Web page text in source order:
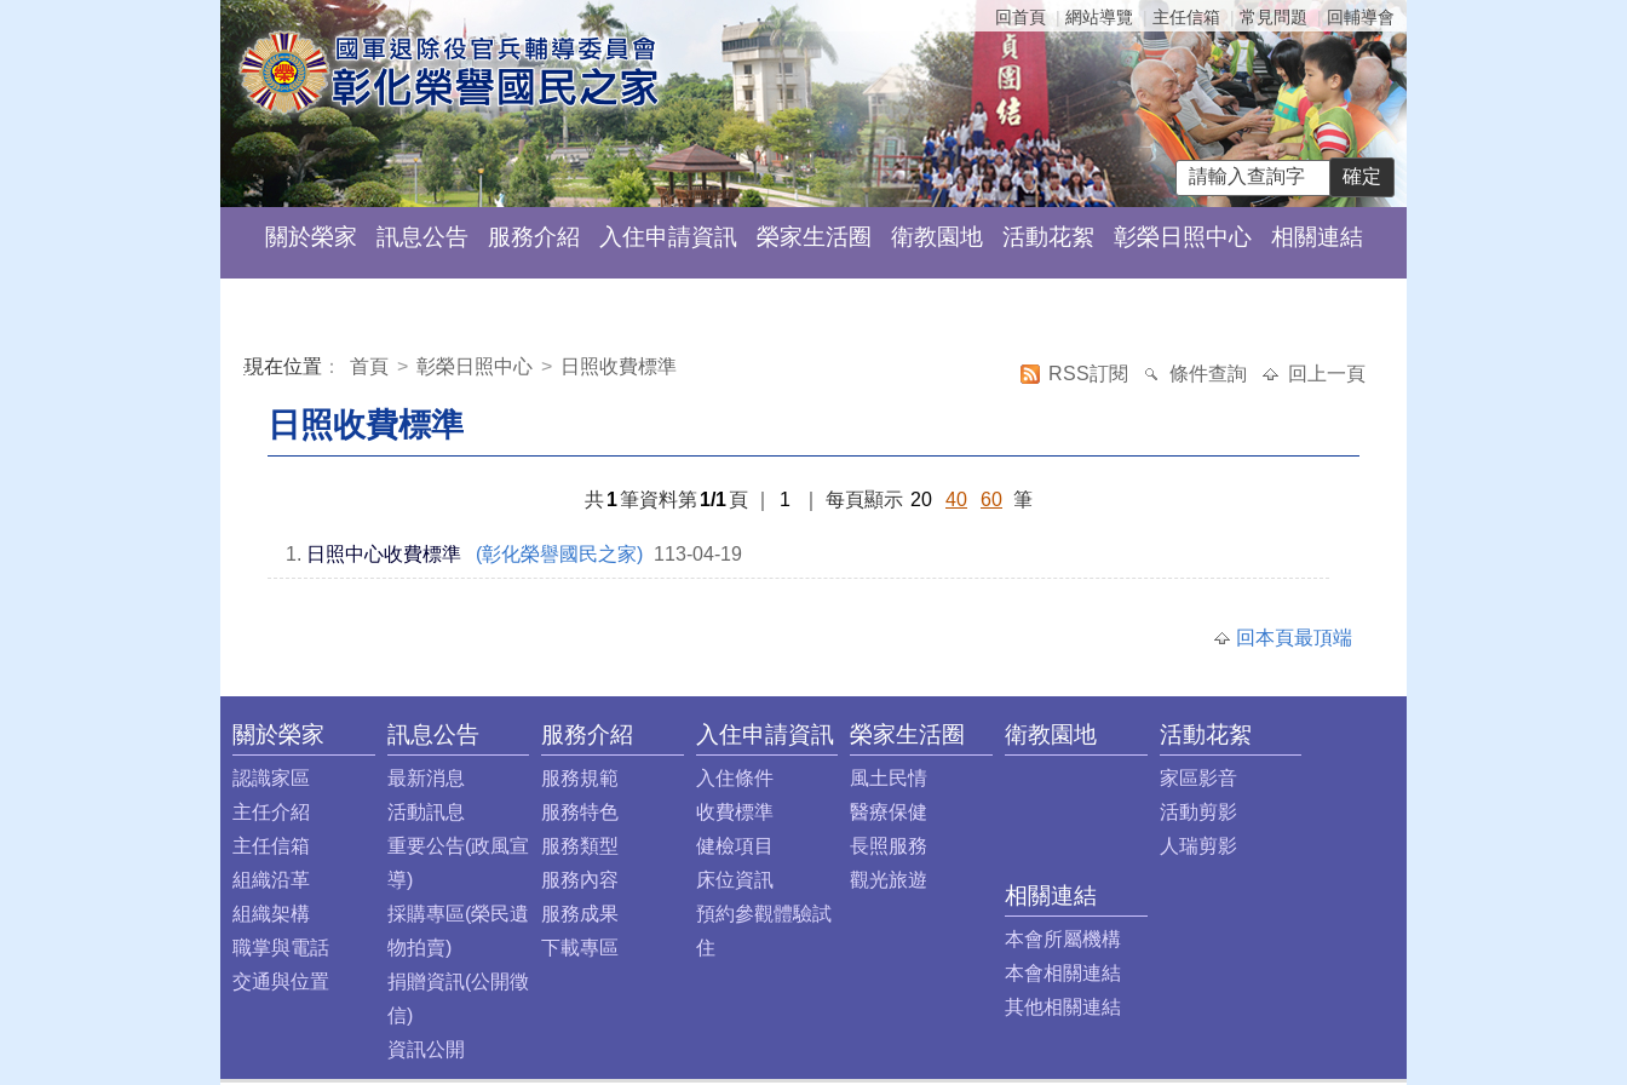
回首頁 網站導覽 主任信箱 常見問題 回輔導會
關於榮家 訊息公告 服務介紹 入住申請資訊 榮家生活圈 衛教園地 活動花絮 彰榮日照中心 相關連結
:::
現在位置 ： 首頁 > 彰榮日照中心 > 日照收費標準 RSS訂閱 條件查詢 回上一頁
日照收費標準
共1筆資料第1/1頁 1 每頁顯示 20 40 60 筆
1. 日照中心收費標準 (彰化榮譽國民之家) 113-04-19
回本頁最頂端
:::
關於榮家
認識家區
主任介紹
主任信箱
組織沿革
組織架構
職掌與電話
交通與位置
訊息公告
最新消息
活動訊息
重要公告(政風宣
導)
採購專區(榮民遺
物拍賣)
捐贈資訊(公開徵
信)
資訊公開
服務介紹
服務規範
服務特色
服務類型
服務內容
服務成果
下載專區
入住申請資訊
入住條件
收費標準
健檢項目
床位資訊
預約參觀體驗試
住
榮家生活圈
風土民情
醫療保健
長照服務
觀光旅遊
衛教園地 活動花絮
家區影音
活動剪影
人瑞剪影
相關連結
本會所屬機構
本會相關連結
其他相關連結